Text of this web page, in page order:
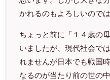
かれるのもよろしいので
ちょっと前に「１４歳の
いましたが、現代社会で
れませんが日本でも戦国
なるのが当たり前の世の